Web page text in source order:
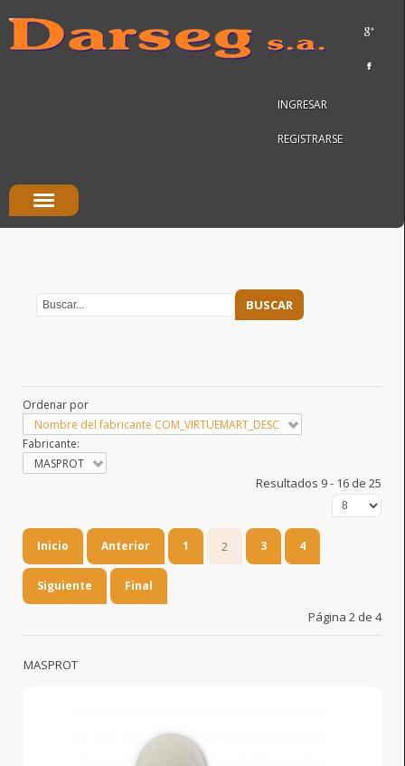
INGRESAR
REGISTRARSE
Ordenar por
Nombre del fabricante COM_VIRTUEMART_DESC
Fabricante:
MASPROT
Resultados 9 - 16 de 25
Inicio Anterior 1 2 3 4
Siguiente Final
Página 2 de 4
MASPROT